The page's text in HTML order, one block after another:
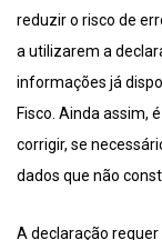
reduzir o risco de
a utilizarem a
informações já
Fisco. Ainda assim,
corrigir, se
dados que não
A declaração